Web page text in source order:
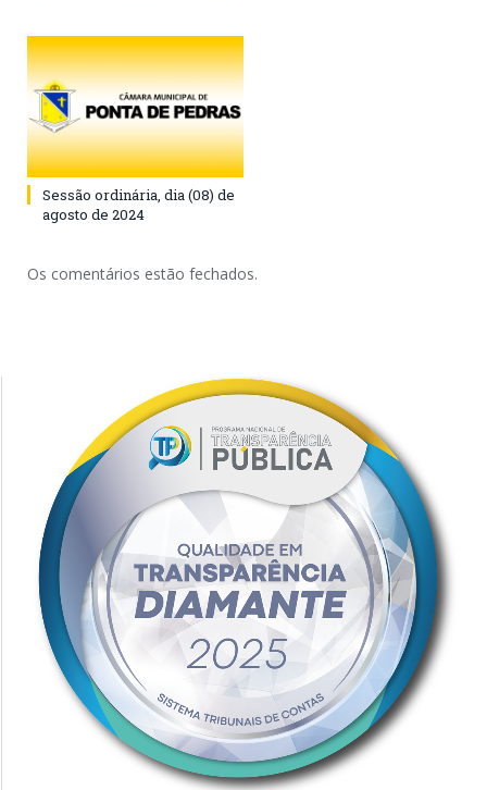
Sessão ordinária, dia (08) de
agosto de 2024
Os comentários estão fechados.